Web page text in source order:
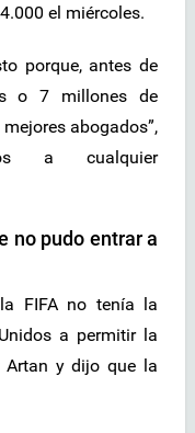
el miércoles.
porque, antes de
o 7 millones de
abogados”,
a cualquier
no pudo entrar a
FIFA no tenía la
a permitir la
Artan y dijo que la